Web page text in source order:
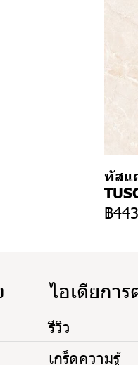
ทัสแ
฿443
ไอเดียกา
รีวิว
เกร็ดความรู้